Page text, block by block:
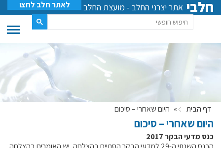
חלבי אתר יצרני החלב - מועצת החלב לאתר חלב לחצו
דף הבית » היום שאחרי – סיכום
היום שאחרי – סיכום
כנס מדעי הבקר 2017